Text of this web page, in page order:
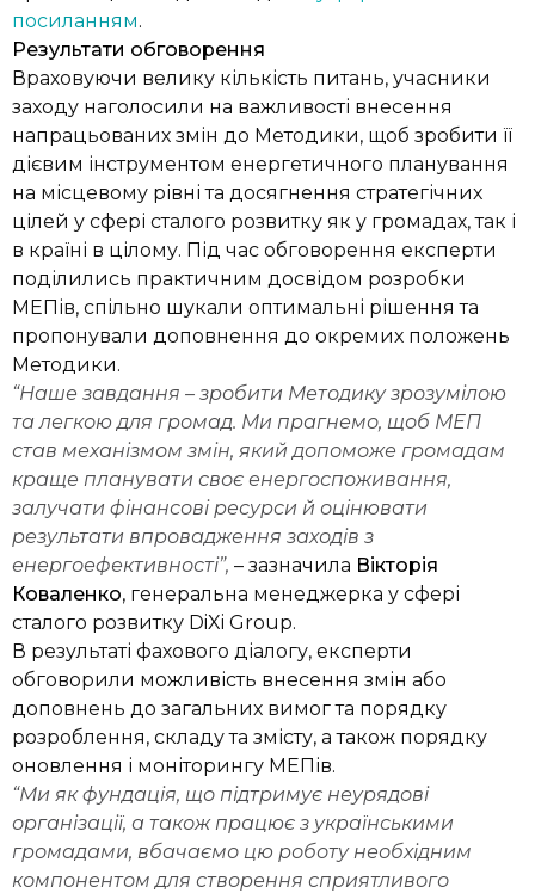
посиланням.
Результати обговорення
Враховуючи велику кількість питань, учасники
заходу наголосили на важливості внесення
напрацьованих змін до Методики, щоб зробити її
дієвим інструментом енергетичного планування
на місцевому рівні та досягнення стратегічних
цілей у сфері сталого розвитку як у громадах, так і
в країні в цілому. Під час обговорення експерти
поділились практичним досвідом розробки
МЕПів, спільно шукали оптимальні рішення та
пропонували доповнення до окремих положень
Методики.
“Наше завдання – зробити Методику зрозумілою
та легкою для громад. Ми прагнемо, щоб МЕП
став механізмом змін, який допоможе громадам
краще планувати своє енергоспоживання,
залучати фінансові ресурси й оцінювати
результати впровадження заходів з
енергоефективності”, – зазначила Вікторія
Коваленко, генеральна менеджерка у сфері
сталого розвитку DiXi Group.
В результаті фахового діалогу, експерти
обговорили можливість внесення змін або
доповнень до загальних вимог та порядку
розроблення, складу та змісту, а також порядку
оновлення і моніторингу МЕПів.
“Ми як фундація, що підтримує неурядові
організації, а також працює з українськими
громадами, вбачаємо цю роботу необхідним
компонентом для створення сприятливого